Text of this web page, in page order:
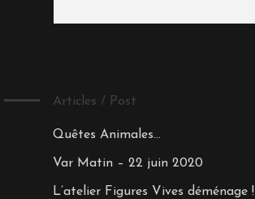
Articles / Post
Quêtes Animales…
Var Matin – 22 juin 2020
L’atelier Figures Vives déménage !